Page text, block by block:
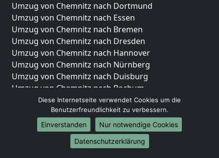
Umzug von Chemnitz nach Dortmund
Umzug von Chemnitz nach Essen
Umzug von Chemnitz nach Bremen
Umzug von Chemnitz nach Dresden
Umzug von Chemnitz nach Hannover
Umzug von Chemnitz nach Nürnberg
Umzug von Chemnitz nach Duisburg
Umzug von Chemnitz nach Bochum
Umzug von Chemnitz nach Wuppertal
Umzug von Chemnitz nach Bielefeld
Umzug von Chemnitz nach Bonn
Umzug von Chemnitz nach Münster
Diese Internetseite verwendet Cookies um die
Benutzerfreundlichkeit zu verbessern.
Einverstanden
Nur notwendige Cookies
Datenschutzerklärung